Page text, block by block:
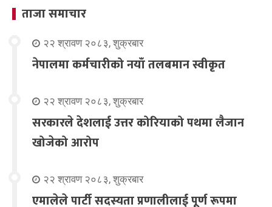
ताजा समाचार
२२ श्रावण २०८३, शुक्रबार
नेपालमा कर्मचारीको नयाँ तलबमान स्वीकृत
२२ श्रावण २०८३, शुक्रबार
सरकारले देशलाई उत्तर कोरियाको पथमा लैजान
खोजेको आरोप
२२ श्रावण २०८३, शुक्रबार
एमालेले पार्टी सदस्यता प्रणालीलाई पूर्ण रूपमा